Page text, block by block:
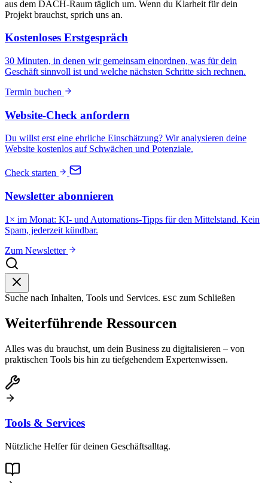
aus dem DACH-Raum täglich um. Wenn du Klarheit für dein
Projekt brauchst, sprich uns an.
Kostenloses Erstgespräch
30 Minuten, in denen wir gemeinsam einordnen, was für dein
Geschäft sinnvoll ist und welche nächsten Schritte sich rechnen.
Termin buchen
Website-Check anfordern
Du willst erst eine ehrliche Einschätzung? Wir analysieren deine
Website kostenlos auf Schwächen und Potenziale.
Check starten
Newsletter abonnieren
1× im Monat: KI- und Automations-Tipps für den Mittelstand. Kein
Spam, jederzeit kündbar.
Zum Newsletter
Suche nach Inhalten, Tools und Services. ESC zum Schließen
Weiterführende Ressourcen
Alles was du brauchst, um dein Business zu digitalisieren – von
praktischen Tools bis hin zu tiefgehendem Expertenwissen.
Tools & Services
Nützliche Helfer für deinen Geschäftsalltag.